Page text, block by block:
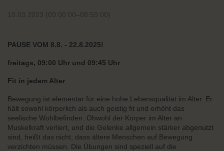
10.03.2023 (09:00:00–08:59:00)
PAUSE VOM 8.8. - 22.8.2025!
freitags, 09:00 Uhr und 09:45 Uhr
Fit in jedem Alter
Bewegung ist elementar für eine hohe Lebensqualität im Alter. Er
hält sowohl körperlich als auch geistig fit und erhöht das
seelische Wohlbefinden. Obwohl der Körper im Alter an
Muskelkraft verliert, und die Gelenke allgemein stärker abgenutzt
sind, heißt das nicht, dass ältere Menschen auf Bewegung
verzichten müssen. Die Übungen sind speziell auf die